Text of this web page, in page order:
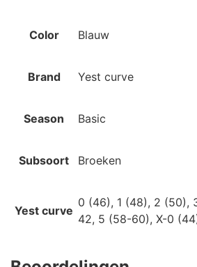
Color Blauw
Brand Yest curve
Season Basic
Subsoort Broeken
Yest curve
0 (46), 1 (48), 2 (50),
42, 5 (58-60), X-0